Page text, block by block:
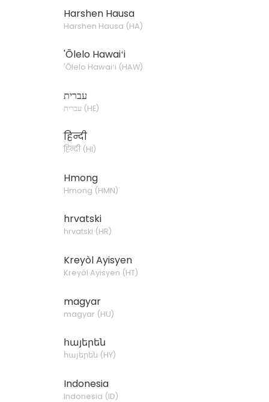
Harshen Hausa
Harshen Hausa (HA)
'Ōlelo Hawaiʻi
'Ōlelo Hawaiʻi (HAW)
עברית
עברית(HE)
हिन्दी
हिन्दी(HI)
Hmong
Hmong (HMN)
hrvatski
hrvatski (HR)
Kreyòl Ayisyen
Kreyòl Ayisyen (HT)
magyar
magyar (HU)
հայերեն
հայերեն (HY)
Indonesia
Indonesia (ID)